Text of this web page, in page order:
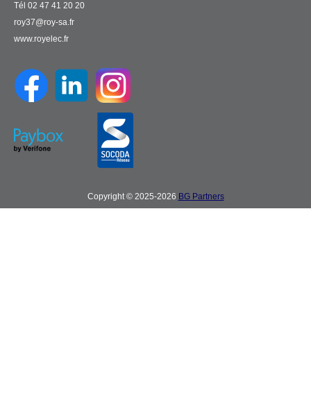
Tél 02 47 41 20 20
roy37@roy-sa.fr
www.royelec.fr
Copyright © 2025-2026 BG Partners